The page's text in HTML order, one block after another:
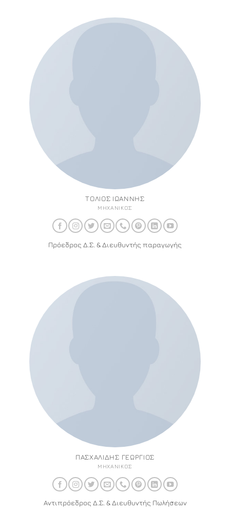
ΤΌΛΙΟΣ ΙΩΆΝΝΗΣ
ΜΗΧΑΝΙΚΌΣ
Πρόεδρος Δ.Σ. & Διευθυντής παραγωγής
ΠΑΣΧΑΛΊΔΗΣ ΓΕΏΡΓΙΟΣ
ΜΗΧΑΝΙΚΌΣ
Αντιπρόεδρος Δ.Σ. & Διευθυντής Πωλήσεων